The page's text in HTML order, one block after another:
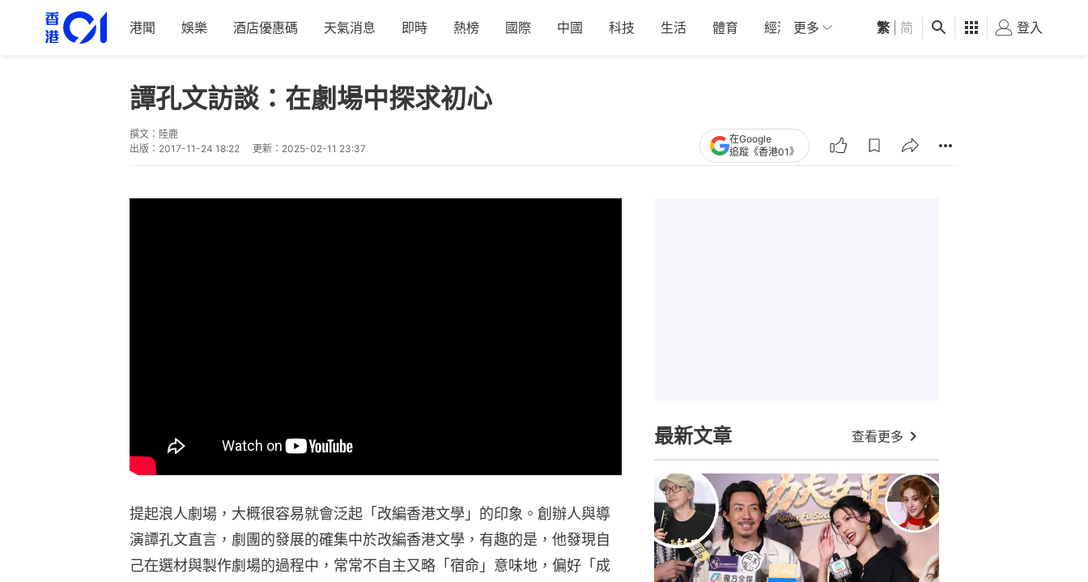
港聞 娛樂 酒店優惠碼 天氣消息 即時 熱榜 國際 中國 科技 生活 體育 經濟 01深圳 觀點 健康 好食玩飛
更多 繁 简 登入
譚孔文訪談：在劇場中探求初心
撰文： 陸鹿
出版： 2017-11-24 18:22 更新： 2025-02-11 23:37
在Google
追蹤《香港01》
提起浪人劇場，大概很容易就會泛起「改編香港文學」的印象。創辦人與導
演譚孔文直言，劇團的發展的確集中於改編香港文學，有趣的是，他發現自
己在選材與製作劇場的過程中，常常不自主又略「宿命」意味地，偏好「成
最新文章 查看更多